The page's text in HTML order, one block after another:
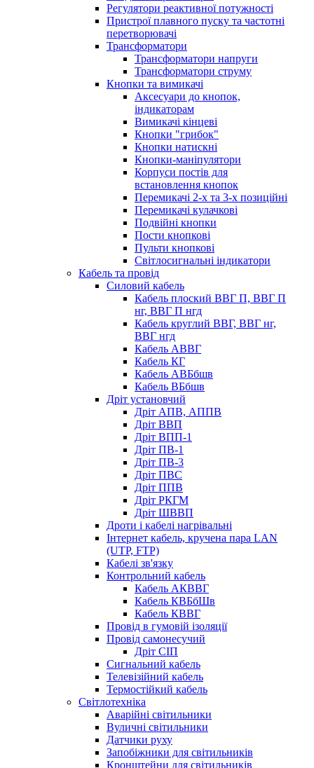
Регулятори реактивної потужності
Пристрої плавного пуску та частотні
перетворювачі
Трансформатори
Трансформатори напруги
Трансформатори струму
Кнопки та вимикачі
Аксесуари до кнопок,
індикаторам
Вимикачі кінцеві
Кнопки "грибок"
Кнопки натискні
Кнопки-маніпулятори
Корпуси постів для
встановлення кнопок
Перемикачі 2-х та 3-х позиційні
Перемикачі кулачкові
Подвійні кнопки
Пости кнопкові
Пульти кнопкові
Світлосигнальні індикатори
Кабель та провід
Силовий кабель
Кабель плоский ВВГ П, ВВГ П
нг, ВВГ П нгд
Кабель круглий ВВГ, ВВГ нг,
ВВГ нгд
Кабель АВВГ
Кабель КГ
Кабель АВБбшв
Кабель ВБбшв
Дріт установчий
Дріт АПВ, АППВ
Дріт ВВП
Дріт ВПП-1
Дріт ПВ-1
Дріт ПВ-3
Дріт ПВС
Дріт ППВ
Дріт РКГМ
Дріт ШВВП
Дроти і кабелі нагрівальні
Інтернет кабель, кручена пара LAN
(UTP, FTP)
Кабелі зв'язку
Контрольний кабель
Кабель АКВВГ
Кабель КВБбШв
Кабель КВВГ
Провід в гумовій ізоляції
Провід самонесучий
Дріт СІП
Сигнальний кабель
Телевізійний кабель
Термостійкий кабель
Світлотехніка
Аварійні світильники
Вуличні світильники
Датчики руху
Запобіжники для світильників
Кронштейни для світильників